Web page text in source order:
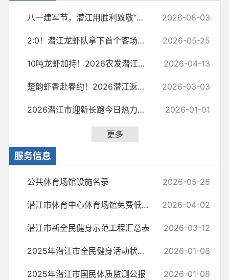
八一建军节，潜江用胜利致敬“最可爱的人”！ 2026-08-03
2:0！潜江龙虾队拿下首个客场胜利 2026-05-25
10吨龙虾加持！2026农发潜江返湾湖半程马拉松盛大开跑！ 2026-04-13
楚韵虾香赴春约！2026潜江返湾湖半程马拉松报名今日开启 2026-03-03
2026潜江市迎新长跑今日热力开跑，潜江市民以奔跑赴新程！ 2026-01-01
更多
服务信息
公共体育场馆设施名录 2026-05-25
潜江市体育中心体育场馆免费低收费开放公告 2026-04-02
潜江市新全民健身示范工程汇总表 2026-03-12
2025年潜江市全民健身活动状况调查报告 2026-01-08
2025年潜江市国民体质监测公报 2026-01-08